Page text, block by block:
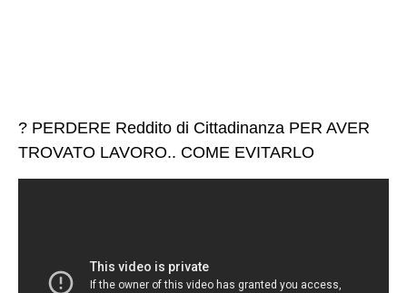
? PERDERE Reddito di Cittadinanza PER AVER
TROVATO LAVORO.. COME EVITARLO